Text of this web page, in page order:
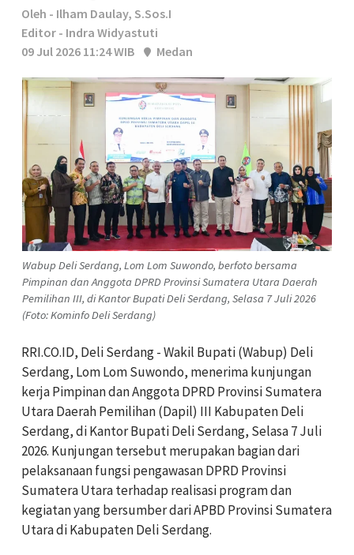
Oleh - Ilham Daulay, S.Sos.I
Editor - Indra Widyastuti
09 Jul 2026 11:24 WIB
Medan
Wabup Deli Serdang, Lom Lom Suwondo, berfoto bersama
Pimpinan dan Anggota DPRD Provinsi Sumatera Utara Daerah
Pemilihan III, di Kantor Bupati Deli Serdang, Selasa 7 Juli 2026
(Foto: Kominfo Deli Serdang)
RRI.CO.ID, Deli Serdang - Wakil Bupati (Wabup) Deli
Serdang, Lom Lom Suwondo, menerima kunjungan
kerja Pimpinan dan Anggota DPRD Provinsi Sumatera
Utara Daerah Pemilihan (Dapil) III Kabupaten Deli
Serdang, di Kantor Bupati Deli Serdang, Selasa 7 Juli
2026. Kunjungan tersebut merupakan bagian dari
pelaksanaan fungsi pengawasan DPRD Provinsi
Sumatera Utara terhadap realisasi program dan
kegiatan yang bersumber dari APBD Provinsi Sumatera
Utara di Kabupaten Deli Serdang.